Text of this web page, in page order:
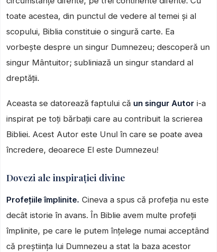
toate acestea, din punctul de vedere al temei și al
scopului, Biblia constituie o singură carte. Ea
vorbește despre un singur Dumnezeu; descoperă un
singur Mântuitor; subliniază un singur standard al
dreptății.
Aceasta se datorează faptului că un singur Autor i-a
inspirat pe toți bărbații care au contribuit la scrierea
Bibliei. Acest Autor este Unul în care se poate avea
încredere, deoarece El este Dumnezeu!
Dovezi ale inspirației divine
Profețiile împlinite. Cineva a spus că profeția nu este
decât istorie în avans. În Biblie avem multe profeții
împlinite, pe care le putem înțelege numai acceptând
că preștiința lui Dumnezeu a stat la baza acestor